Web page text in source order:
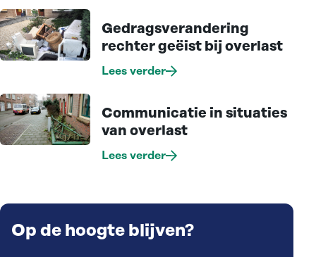
Gedragsverandering
rechter geëist bij overlast
Lees verder
Communicatie in situaties
van overlast
Lees verder
Op de hoogte blijven?